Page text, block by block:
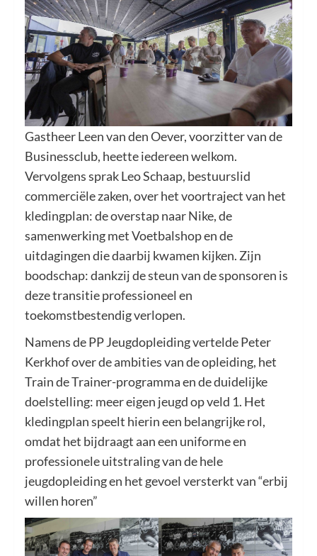
Gastheer Leen van den Oever, voorzitter van de
Businessclub, heette iedereen welkom.
Vervolgens sprak Leo Schaap, bestuurslid
commerciële zaken, over het voortraject van het
kledingplan: de overstap naar Nike, de
samenwerking met Voetbalshop en de
uitdagingen die daarbij kwamen kijken. Zijn
boodschap: dankzij de steun van de sponsoren is
deze transitie professioneel en
toekomstbestendig verlopen.
Namens de PP Jeugdopleiding vertelde Peter
Kerkhof over de ambities van de opleiding, het
Train de Trainer-programma en de duidelijke
doelstelling: meer eigen jeugd op veld 1. Het
kledingplan speelt hierin een belangrijke rol,
omdat het bijdraagt aan een uniforme en
professionele uitstraling van de hele
jeugdopleiding en het gevoel versterkt van “erbij
willen horen”